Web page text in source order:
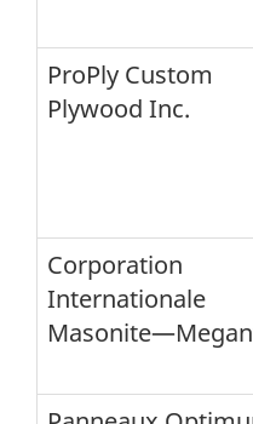
ProPly Custom
Plywood Inc.
Corporation
Internationale